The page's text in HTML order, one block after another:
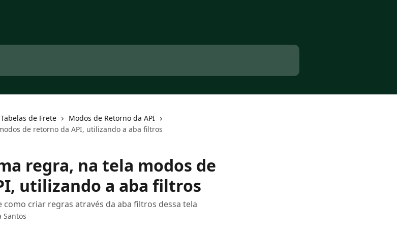
de Frete
Modos de Retorno da API
de retorno da API, utilizando a aba filtros
regra, na tela modos de
utilizando a aba filtros
como criar regras através da aba filtros dessa tela
Santos